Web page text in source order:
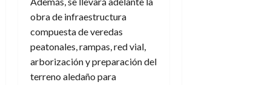
obra de infraestructura
compuesta de veredas
peatonales, rampas, red vial,
arborización y preparación del
terreno aledaño para